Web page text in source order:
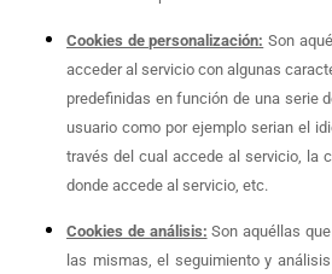
Cookies de personalización: Son
acceder al servicio con algunas
predefinidas en función de una serie
usuario como por ejemplo serian el
través del cual accede al servicio, la
donde accede al servicio, etc.
Cookies de análisis: Son aquéllas
las mismas, el seguimiento y